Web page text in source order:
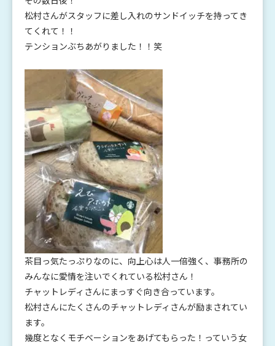
松村さんがスタッフに差し入れのサンドイッチを持ってき
てくれて！！
テンションぶちあがりました！！笑
茶目っ気たっぷりなのに、向上心は人一倍強く、事務所の
みんなに愛情を注いでくれている松村さん！
チャットレディさんにまっすぐ向き合っています。
松村さんにたくさんのチャットレディさんが励まされてい
ます。
幾度となくモチベーションをあげてもらった！っていう女